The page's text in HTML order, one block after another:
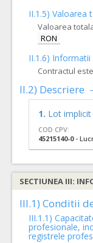
II.1.5) Valoarea
Valoarea
RON
II.1.6)
Contractul
II.2) Descriere
1. Lot implicit
COD CPV:
45215140-0-
III.1) Conditii
III.1.1)
profesionale,
registrele